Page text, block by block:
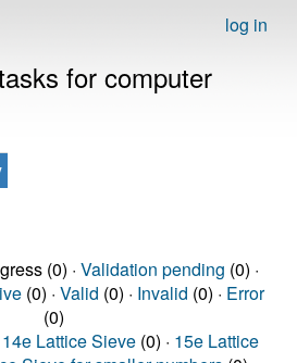
log in
for computer
(0) · Validation pending (0) ·
(0) · Valid (0) · Invalid (0) · Error
(0)
14e Lattice Sieve (0) · 15e Lattice